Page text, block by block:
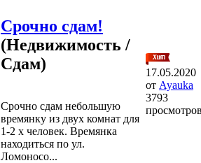
Срочно сдам!
(Недвижимость /
Сдам)
Срочно сдам небольшую
времянку из двух комнат для
1-2 х человек. Времянка
находиться по ул.
Ломоносо...
17.05.2020
от Ayauka
3793